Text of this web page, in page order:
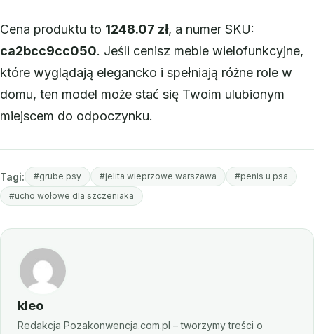
Cena produktu to 1248.07 zł, a numer SKU:
ca2bcc9cc050. Jeśli cenisz meble wielofunkcyjne,
które wyglądają elegancko i spełniają różne role w
domu, ten model może stać się Twoim ulubionym
miejscem do odpoczynku.
Tagi: #grube psy #jelita wieprzowe warszawa
#penis u psa
#ucho wołowe dla szczeniaka
kleo
Redakcja Pozakonwencja.com.pl – tworzymy treści o